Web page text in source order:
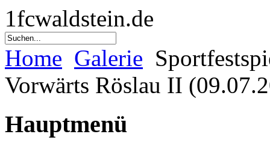
1fcwaldstein.de
Home Galerie
Vorwärts Röslau II
Hauptmenü